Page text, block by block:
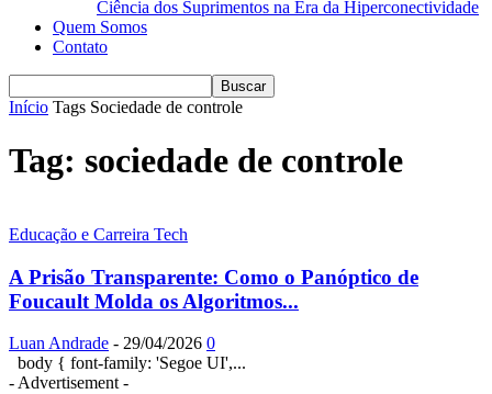
Ciência dos Suprimentos na Era da Hiperconectividade
Quem Somos
Contato
Início Tags Sociedade de controle
Tag: sociedade de controle
Educação e Carreira Tech
A Prisão Transparente: Como o Panóptico de
Foucault Molda os Algoritmos...
Luan Andrade - 29/04/2026 0
body { font-family: 'Segoe UI',...
- Advertisement -